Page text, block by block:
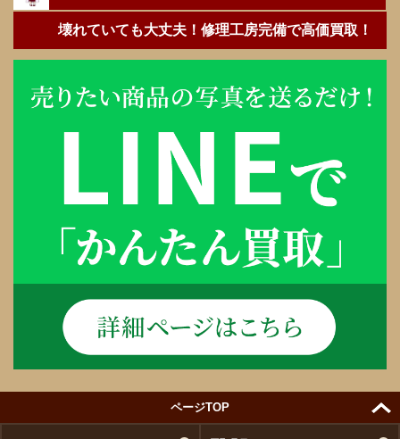
壊れていても大丈夫！修理工房完備で高価買取！
ページTOP